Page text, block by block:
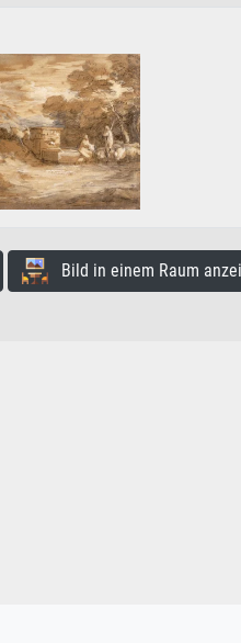
Bild in einem Raum